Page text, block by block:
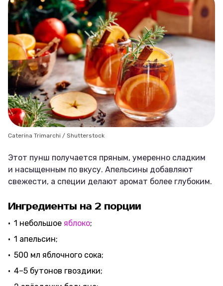
Caterina Trimarchi / Shutterstock
Этот пунш получается пряным, умеренно сладким
и насыщенным по вкусу. Апельсины добавляют
свежести, а специи делают аромат более глубоким.
Ингредиенты на 2 порции
1 небольшое яблоко;
1 апельсин;
500 мл яблочного сока;
4–5 бутонов гвоздики;